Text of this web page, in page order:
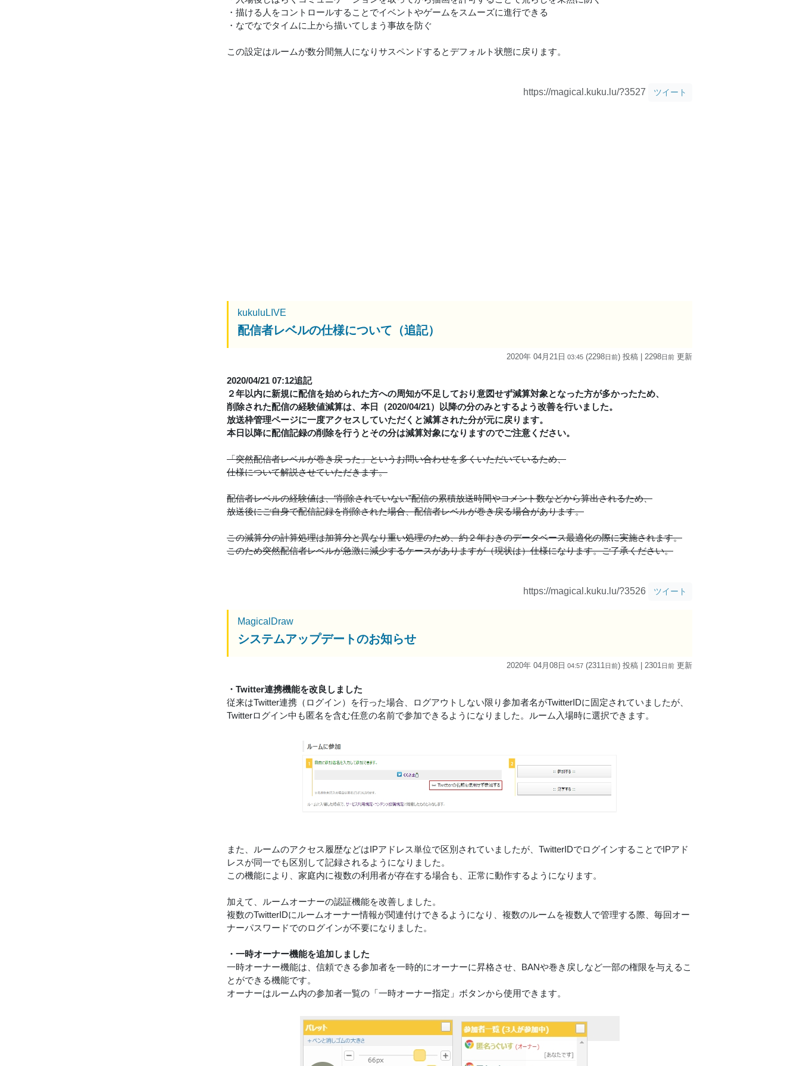
・描ける人をコントロールすることでイベントやゲームをスムーズに進行できる
・なでなでタイムに上から描いてしまう事故を防ぐ
この設定はルームが数分間無人になりサスペンドするとデフォルト状態に戻ります。
https://magical.kuku.lu/?3527 ツイート
kukuluLIVE
配信者レベルの仕様について（追記）
2020年 04月21日 03:45 (2298日前) 投稿 | 2298日前 更新
2020/04/21 07:12追記
２年以内に新規に配信を始められた方への周知が不足しており意図せず減算対象となった方が多かったため、
削除された配信の経験値減算は、本日（2020/04/21）以降の分のみとするよう改善を行いました。
放送枠管理ページに一度アクセスしていただくと減算された分が元に戻ります。
本日以降に配信記録の削除を行うとその分は減算対象になりますのでご注意ください。
「突然配信者レベルが巻き戻った」というお問い合わせを多くいただいているため、
仕様について解説させていただきます。
配信者レベルの経験値は、“削除されていない”配信の累積放送時間やコメント数などから算出されるため、
放送後にご自身で配信記録を削除された場合、配信者レベルが巻き戻る場合があります。
この減算分の計算処理は加算分と異なり重い処理のため、約２年おきのデータベース最適化の際に実施されます。
このため突然配信者レベルが急激に減少するケースがありますが（現状は）仕様になります。ご了承ください。
https://magical.kuku.lu/?3526 ツイート
MagicalDraw
システムアップデートのお知らせ
2020年 04月08日 04:57 (2311日前) 投稿 | 2301日前 更新
・Twitter連携機能を改良しました
従来はTwitter連携（ログイン）を行った場合、ログアウトしない限り参加者名がTwitterIDに固定されていましたが、
Twitterログイン中も匿名を含む任意の名前で参加できるようになりました。ルーム入場時に選択できます。
また、ルームのアクセス履歴などはIPアドレス単位で区別されていましたが、TwitterIDでログインすることでIPアド
レスが同一でも区別して記録されるようになりました。
この機能により、家庭内に複数の利用者が存在する場合も、正常に動作するようになります。
加えて、ルームオーナーの認証機能を改善しました。
複数のTwitterIDにルームオーナー情報が関連付けできるようになり、複数のルームを複数人で管理する際、毎回オー
ナーパスワードでのログインが不要になりました。
・一時オーナー機能を追加しました
一時オーナー機能は、信頼できる参加者を一時的にオーナーに昇格させ、BANや巻き戻しなど一部の権限を与えるこ
とができる機能です。
オーナーはルーム内の参加者一覧の「一時オーナー指定」ボタンから使用できます。